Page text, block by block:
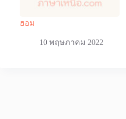
ฮอม
10 พฤษภาคม 2022